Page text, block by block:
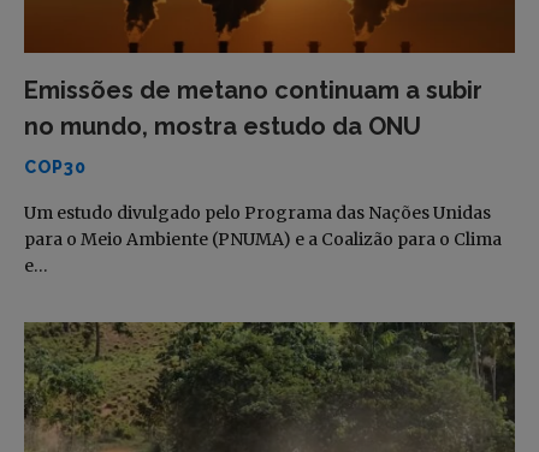
Emissões de metano continuam a subir
no mundo, mostra estudo da ONU
COP30
Um estudo divulgado pelo Programa das Nações Unidas
para o Meio Ambiente (PNUMA) e a Coalizão para o Clima
e…